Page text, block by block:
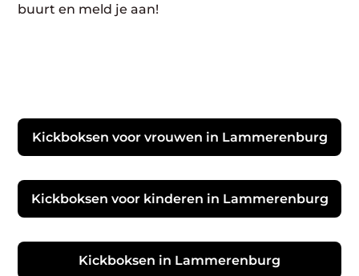
buurt en meld je aan!
Kickboksen voor vrouwen in Lammerenburg
Kickboksen voor kinderen in Lammerenburg
Kickboksen in Lammerenburg